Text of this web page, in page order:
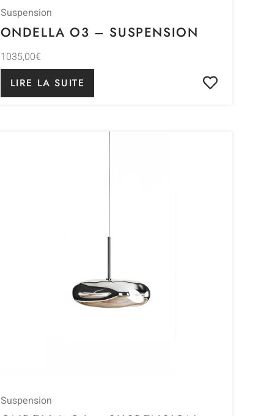
Suspension
ONDELLA O3 – SUSPENSION
1035,00€
LIRE LA SUITE
Suspension